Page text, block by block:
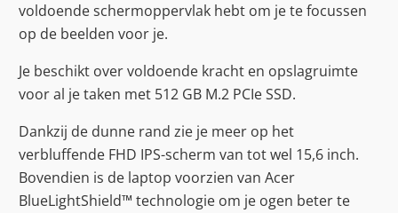
voldoende schermoppervlak hebt om je te focussen
op de beelden voor je.
Je beschikt over voldoende kracht en opslagruimte
voor al je taken met 512 GB M.2 PCIe SSD.
Dankzij de dunne rand zie je meer op het
verbluffende FHD IPS-scherm van tot wel 15,6 inch.
Bovendien is de laptop voorzien van Acer
BlueLightShield™ technologie om je ogen beter te